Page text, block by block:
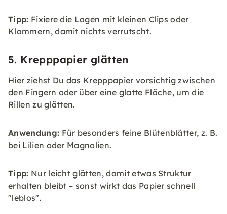
Tipp: Fixiere die Lagen mit kleinen Clips oder
Klammern, damit nichts verrutscht.
5. Krepppapier glätten
Hier ziehst Du das Krepppapier vorsichtig zwischen
den Fingern oder über eine glatte Fläche, um die
Rillen zu glätten.
Anwendung: Für besonders feine Blütenblätter, z. B.
bei Lilien oder Magnolien.
Tipp: Nur leicht glätten, damit etwas Struktur
erhalten bleibt – sonst wirkt das Papier schnell
"leblos".